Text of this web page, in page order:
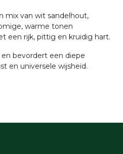
mix van wit sandelhout,
warme tonen
een rijk, pittig en kruidig hart.
bevordert een diepe
en universele wijsheid.